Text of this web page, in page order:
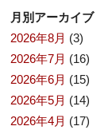
月別アーカイブ
2026年8月 (3)
2026年7月 (16)
2026年6月 (15)
2026年5月 (14)
2026年4月 (17)